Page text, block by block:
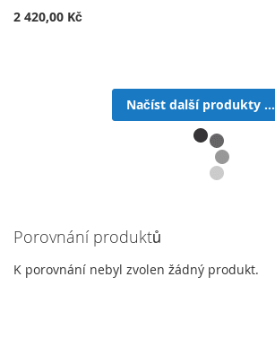
2 420,00 Kč
Načíst další produkty ...
Porovnání produktů
K porovnání nebyl zvolen žádný produkt.